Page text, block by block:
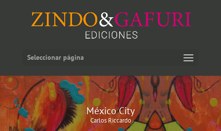
Seleccionar página
México City
Carlos Riccardo